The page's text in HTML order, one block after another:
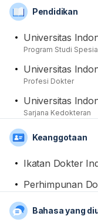
Indonesia (IDI) dan
telah mendapatkan
Indonesia setelah
sarjana dan profesi
Pendidikan
Universitas
Program Studi
Universitas
Profesi Dokter
Universitas
Sarjana Kedokteran
Keanggotaan
Ikatan Dokter
Perhimpunan
Bahasa yang